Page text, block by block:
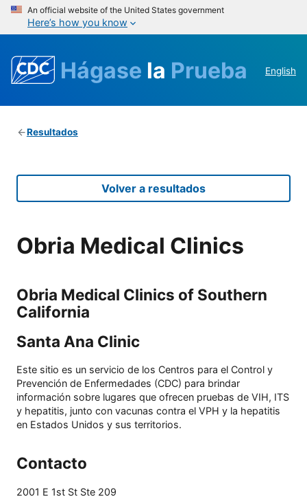
An official website of the United States government
Here’s how you know
Hágase la Prueba English
Resultados
Volver a resultados
Obria Medical Clinics
Obria Medical Clinics of Southern
California
Santa Ana Clinic
Este sitio es un servicio de los Centros para el Control y
Prevención de Enfermedades (CDC) para brindar
información sobre lugares que ofrecen pruebas de VIH, ITS
y hepatitis, junto con vacunas contra el VPH y la hepatitis
en Estados Unidos y sus territorios.
Contacto
2001 E 1st St Ste 209